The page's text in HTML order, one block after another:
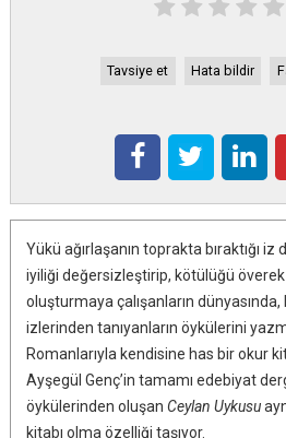
Tavsiye et Hata bildir
Yükü ağırlaşanın toprakta bıraktığı iz
iyiliği değersizleştirip, kötülüğü
oluşturmaya çalışanların
izlerinden tanıyanların öykülerini
Romanlarıyla kendisine has bir okur
Ayşegül Genç’in tamamı edebiyat
öykülerinden oluşan Ceylan Uykusu
kitabı olma özelliği taşıyor.